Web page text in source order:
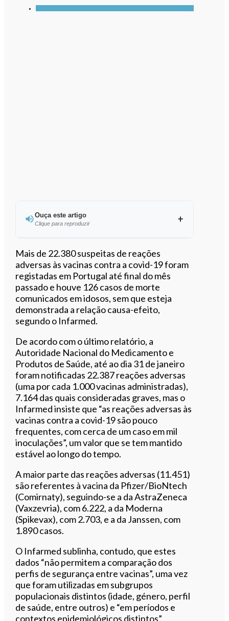
Ouça este artigo
Clique para reproduzir
Ouvir este artigo
Mais de 22.380 suspeitas de reações
adversas às vacinas contra a covid-19 foram
registadas em Portugal até final do mês
passado e houve 126 casos de morte
comunicados em idosos, sem que esteja
demonstrada a relação causa-efeito,
segundo o Infarmed.
De acordo com o último relatório, a
Autoridade Nacional do Medicamento e
Produtos de Saúde, até ao dia 31 de janeiro
foram notificadas 22.387 reações adversas
(uma por cada 1.000 vacinas administradas),
7.164 das quais consideradas graves, mas o
Infarmed insiste que “as reações adversas às
vacinas contra a covid-19 são pouco
frequentes, com cerca de um caso em mil
inoculações”, um valor que se tem mantido
estável ao longo do tempo.
A maior parte das reações adversas (11.451)
são referentes à vacina da Pfizer/BioNtech
(Comirnaty), seguindo-se a da AstraZeneca
(Vaxzevria), com 6.222, a da Moderna
(Spikevax), com 2.703, e a da Janssen, com
1.890 casos.
O Infarmed sublinha, contudo, que estes
dados “não permitem a comparação dos
perfis de segurança entre vacinas”, uma vez
que foram utilizadas em subgrupos
populacionais distintos (idade, género, perfil
de saúde, entre outros) e “em períodos e
contextos epidemiológicos distintos”.